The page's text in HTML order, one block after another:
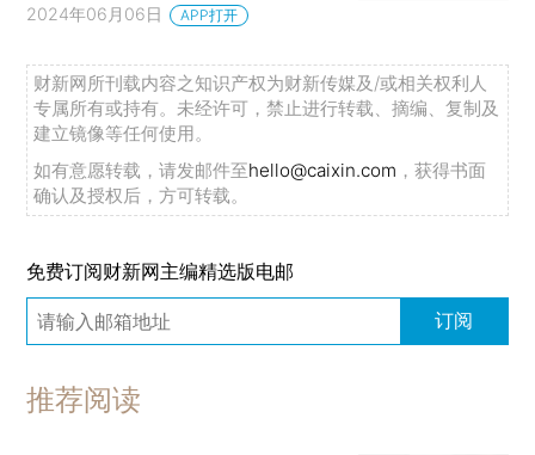
2024年06月06日 APP打开
财新网所刊载内容之知识产权为财新传媒及/或相关权利人
专属所有或持有。未经许可，禁止进行转载、摘编、复制及
建立镜像等任何使用。
如有意愿转载，请发邮件至hello@caixin.com ，获得书面
确认及授权后，方可转载。
免费订阅财新网主编精选版电邮
订阅
推荐阅读